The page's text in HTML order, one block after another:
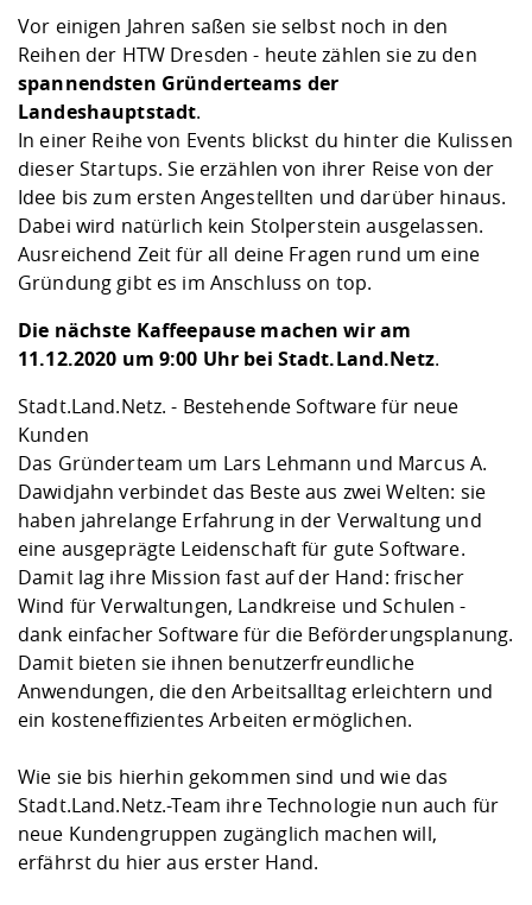
Study support
Studying in
Career Service
Downloads
International
Downloads
Cooperations
Contact
Equal
Management
Climate and
Protection
Committees and
Informatics /
mistry
Mechanical
Contact and approach
Quality Assurance
Vor einigen Jahren saßen sie selbst noch in den
Reihen der HTW Dresden - heute zählen sie zu den
spannendsten Gründerteams der
Landeshauptstadt.
In einer Reihe von Events blickst du hinter die Kulissen
dieser Startups. Sie erzählen von ihrer Reise von der
Idee bis zum ersten Angestellten und darüber hinaus.
Dabei wird natürlich kein Stolperstein ausgelassen.
Ausreichend Zeit für all deine Fragen rund um eine
Gründung gibt es im Anschluss on top.
Die nächste Kaffeepause machen wir am
11.12.2020 um 9:00 Uhr bei Stadt.Land.Netz.
Stadt.Land.Netz. - Bestehende Software für neue
Kunden
Das Gründerteam um Lars Lehmann und Marcus A.
Dawidjahn verbindet das Beste aus zwei Welten: sie
haben jahrelange Erfahrung in der Verwaltung und
eine ausgeprägte Leidenschaft für gute Software.
Damit lag ihre Mission fast auf der Hand: frischer
Wind für Verwaltungen, Landkreise und Schulen -
dank einfacher Software für die Beförderungsplanung.
Damit bieten sie ihnen benutzerfreundliche
Anwendungen, die den Arbeitsalltag erleichtern und
ein kosteneffizientes Arbeiten ermöglichen.
Wie sie bis hierhin gekommen sind und wie das
Stadt.Land.Netz.-Team ihre Technologie nun auch für
neue Kundengruppen zugänglich machen will,
erfährst du hier aus erster Hand.